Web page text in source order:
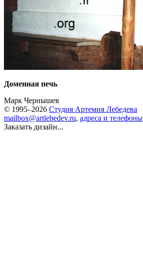
Доменная печь
Марк Чернышев
© 1995–2026 Студия Артемия Лебедева
mailbox@artlebedev.ru, адреса и телефоны
Заказать дизайн...